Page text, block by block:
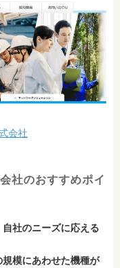
会社
社のおすすめポイ
社のニーズに応える
模にあわせた機種が